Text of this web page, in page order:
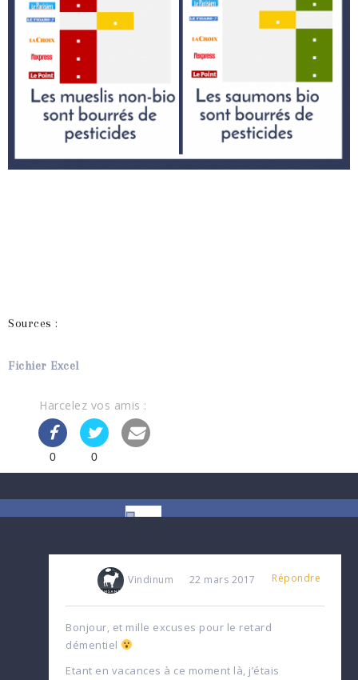
Sources :
Fichier Excel
Harcelez vos amis :
0 0
Vindinum 22 mars 2017 Répondre
Bonjour, et mille excuses pour le retard
démentiel
Etant en vacances à ce moment là, j’étais